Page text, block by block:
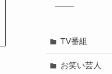
TV番組
お笑い芸人